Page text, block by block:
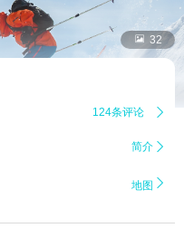
 32
124条评论 
简介 
地图 